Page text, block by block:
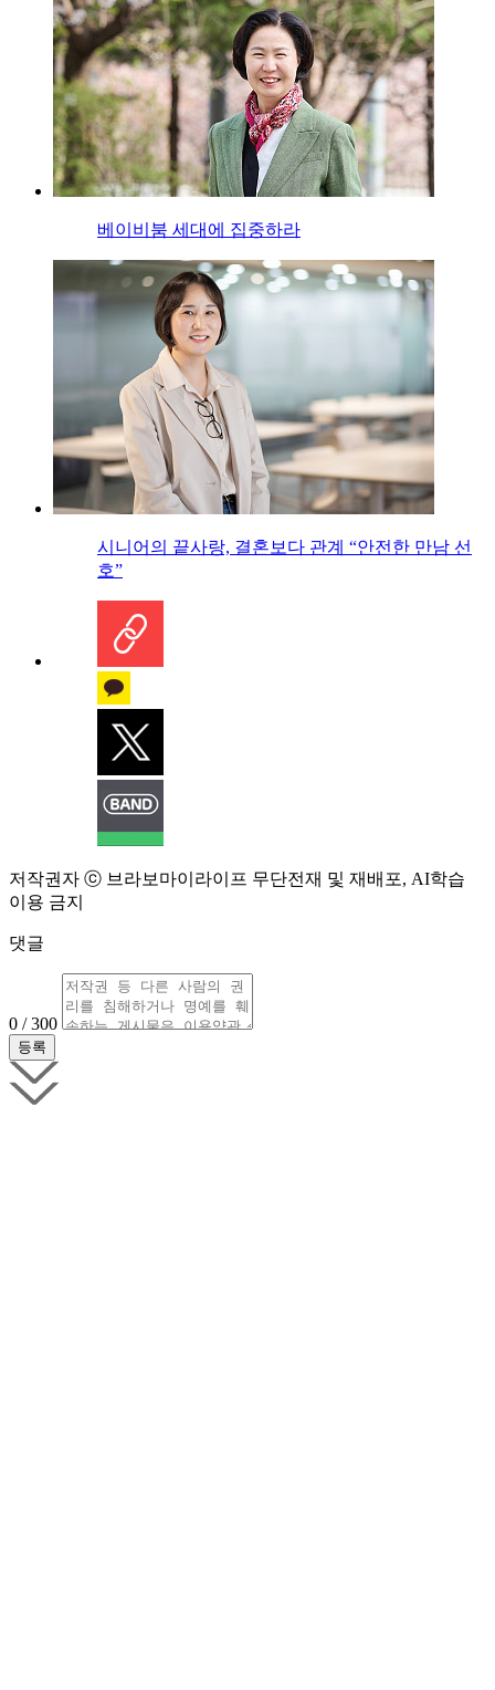
베이비붐 세대에 집중하라
시니어의 끝사랑, 결혼보다 관계 “안전한 만남 선
호”
저작권자 ⓒ 브라보마이라이프 무단전재 및 재배포, AI학습
이용 금지
댓글
0 / 300